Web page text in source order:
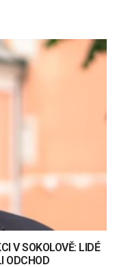
V SOKOLOVĚ: LIDÉ
ODCHOD